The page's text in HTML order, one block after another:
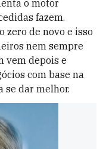
o motor
fazem.
zero de novo e isso
nem sempre
vem depois e
com base na
se dar melhor.